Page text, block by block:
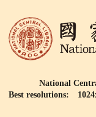
National
Best resolutions: